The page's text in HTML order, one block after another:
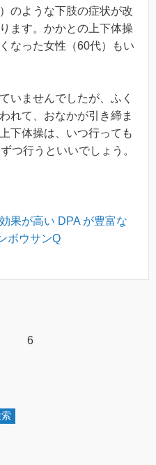
のような下肢の症状が改
ます。かかとの上下体操
なった女性（60代）もい
いませんでしたが、ふく
れて、おなかが引き締ま
下体操は、いつ行っても
つ行うといいでしょう。
果が高い DPA が豊富な
ボウサンQ
6